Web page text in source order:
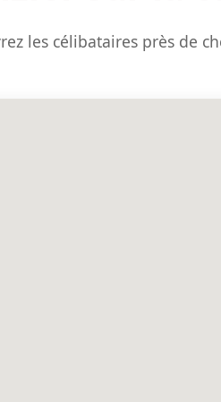
les célibataires près de